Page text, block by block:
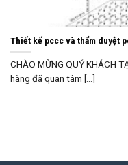
Thiết kế pccc và thẩm duyệt
CHÀO MỪNG QUÝ KHÁCH
hàng đã quan tâm [...]